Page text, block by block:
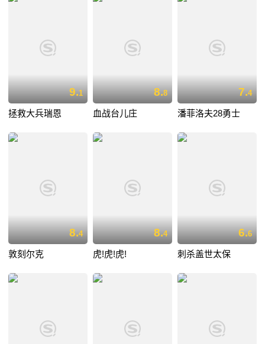
9.1
拯救大兵瑞恩
8.8
血战台儿庄
7.4
潘菲洛夫28勇士
8.4
敦刻尔克
8.4
虎!虎!虎!
6.6
刺杀盖世太保